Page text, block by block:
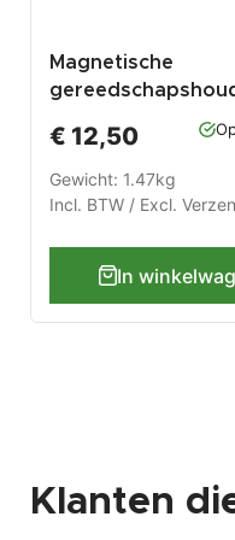
Magnetische
€ 12,50
Gewicht: 1.47kg
Incl. BTW / Excl.
In
Klanten